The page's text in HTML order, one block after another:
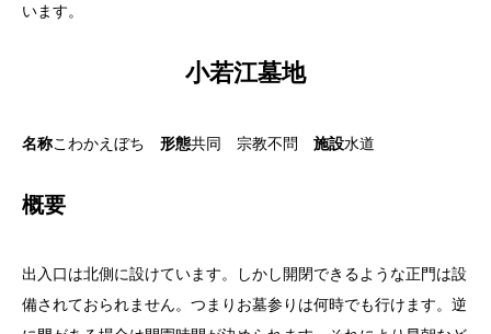
います。
小若江墓地
名称こわかえぼち 形態共同 宗教不問 施設水道
概要
出入口は北側に設けています。しかし開閉できるような正門は設
備されておられません。つまりお墓参りは何時でも行けます。逆